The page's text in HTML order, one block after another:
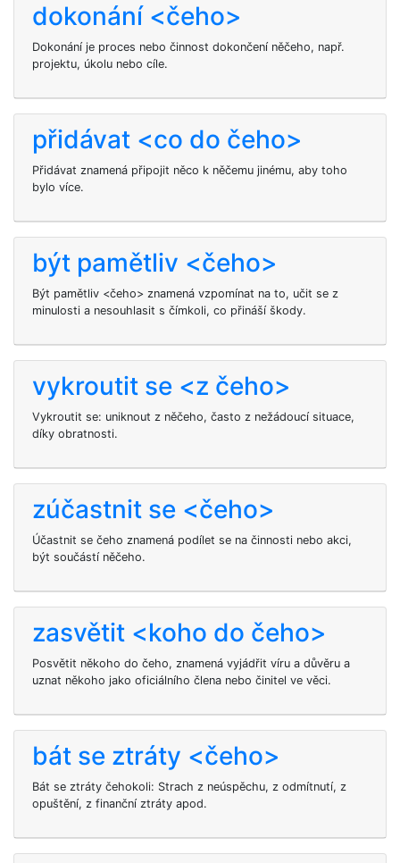
dokonání <čeho>
Dokonání je proces nebo činnost dokončení něčeho, např.
projektu, úkolu nebo cíle.
přidávat <co do čeho>
Přidávat znamená připojit něco k něčemu jinému, aby toho
bylo více.
být pamětliv <čeho>
Být pamětliv <čeho> znamená vzpomínat na to, učit se z
minulosti a nesouhlasit s čímkoli, co přináší škody.
vykroutit se <z čeho>
Vykroutit se: uniknout z něčeho, často z nežádoucí situace,
díky obratnosti.
zúčastnit se <čeho>
Účastnit se čeho znamená podílet se na činnosti nebo akci,
být součástí něčeho.
zasvětit <koho do čeho>
Posvětit někoho do čeho, znamená vyjádřit víru a důvěru a
uznat někoho jako oficiálního člena nebo činitel ve věci.
bát se ztráty <čeho>
Bát se ztráty čehokoli: Strach z neúspěchu, z odmítnutí, z
opuštění, z finanční ztráty apod.